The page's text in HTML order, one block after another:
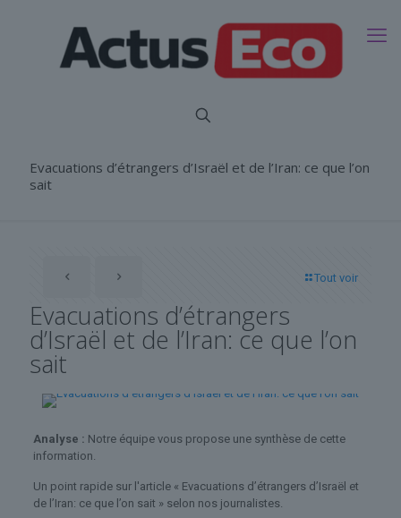
Evacuations d’étrangers d’Israël et de l’Iran: ce que l’on
sait
Tout voir
Evacuations d’étrangers
d’Israël et de l’Iran: ce que l’on
sait
Analyse : Notre équipe vous propose une synthèse de cette
information.
Un point rapide sur l'article « Evacuations d’étrangers d’Israël et
de l’Iran: ce que l’on sait » selon nos journalistes.